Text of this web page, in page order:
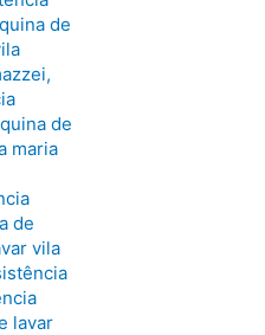
de
,
de
maria
de
vila
lavar